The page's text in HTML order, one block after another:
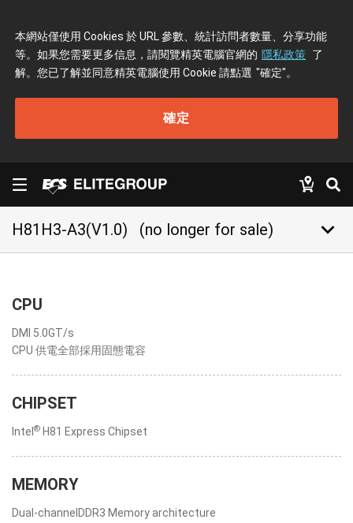
本網站僅使用 Cookies 於 URL 參數、統計訪問者數量、分享功能
等。如果您需要更多信息，請閱覽精英電腦官網的 隱私政策 了
解。您已了解並同意精英電腦使用 Cookie 請點選 "確定"。
確定
H81H3-A3(V1.0) (no longer for sale) keyboard_arrow_down
CPU
DMI 5.0GT/s
CPU 供電全部採用固態電容
CHIPSET
Intel ® H81 Express Chipset
MEMORY
Dual-channelDDR3 Memory architecture